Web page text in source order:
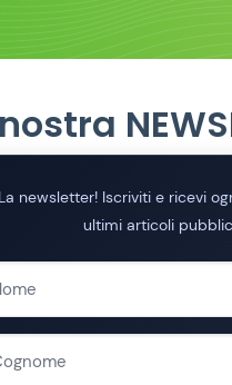
La newsletter! Iscriviti e ricevi
ultimi articoli